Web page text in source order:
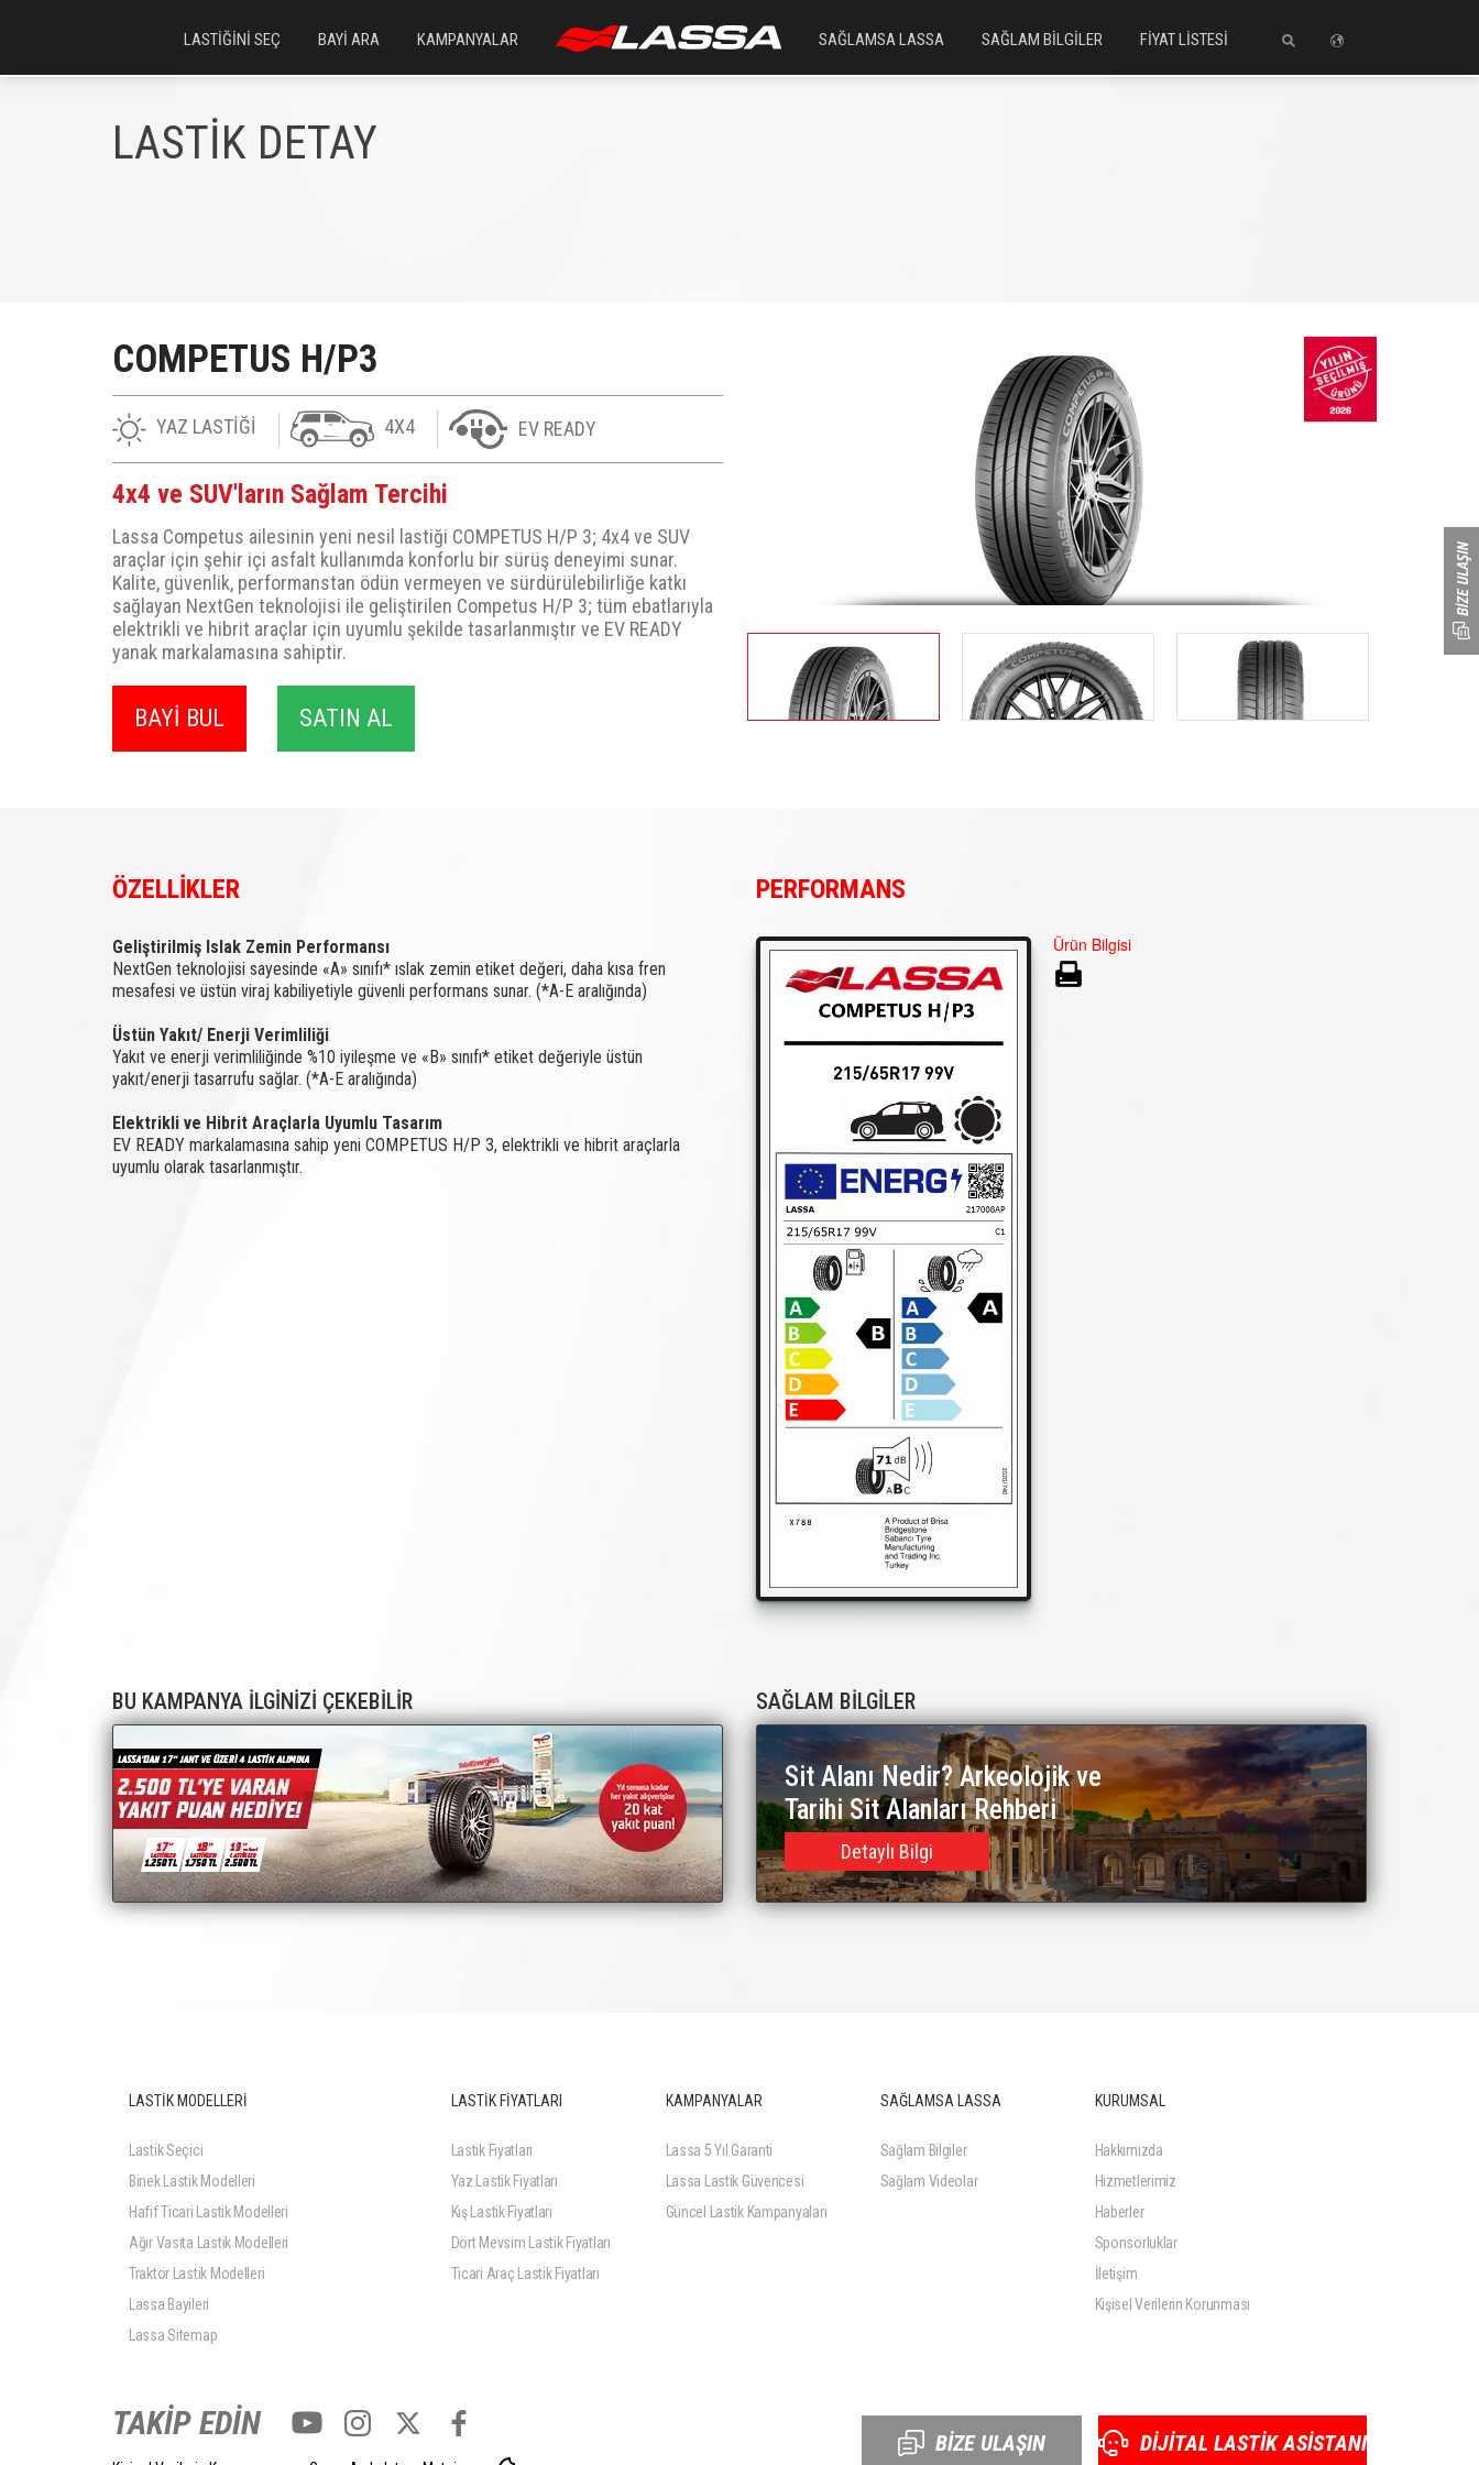
LASTİĞİNİ SEÇ BAYİ ARA KAMPANYALAR SAĞLAMSA LASSA SAĞLAM BİLGİLER FİYAT LİSTESİ
LASTİK DETAY
COMPETUS H/P3
YAZ LASTİĞİ 4X4 EV READY
4x4 ve SUV'ların Sağlam Tercihi
Lassa Competus ailesinin yeni nesil lastiği COMPETUS H/P 3; 4x4 ve SUV
araçlar için şehir içi asfalt kullanımda konforlu bir sürüş deneyimi sunar.
Kalite, güvenlik, performanstan ödün vermeyen ve sürdürülebilirliğe katkı
sağlayan NextGen teknolojisi ile geliştirilen Competus H/P 3; tüm ebatlarıyla
elektrikli ve hibrit araçlar için uyumlu şekilde tasarlanmıştır ve EV READY
yanak markalamasına sahiptir.
BAYİ BUL SATIN AL
ÖZELLİKLER
Geliştirilmiş Islak Zemin Performansı
NextGen teknolojisi sayesinde «A» sınıfı* ıslak zemin etiket değeri, daha kısa fren
mesafesi ve üstün viraj kabiliyetiyle güvenli performans sunar. (*A-E aralığında)
Üstün Yakıt/ Enerji Verimliliği
Yakıt ve enerji verimliliğinde %10 iyileşme ve «B» sınıfı* etiket değeriyle üstün
yakıt/enerji tasarrufu sağlar. (*A-E aralığında)
Elektrikli ve Hibrit Araçlarla Uyumlu Tasarım
EV READY markalamasına sahip yeni COMPETUS H/P 3, elektrikli ve hibrit araçlarla
uyumlu olarak tasarlanmıştır.
PERFORMANS
Ürün Bilgisi
BU KAMPANYA İLGİNİZİ ÇEKEBİLİR SAĞLAM BİLGİLER
Sit Alanı Nedir? Arkeolojik ve
Tarihi Sit Alanları Rehberi
Detaylı Bilgi
LASTİK MODELLERİ
Lastik Seçici
Binek Lastik Modelleri
Hafif Ticari Lastik Modelleri
Ağır Vasıta Lastik Modelleri
Traktör Lastik Modelleri
Lassa Bayileri
Lassa Sitemap
LASTİK FİYATLARI
Lastik Fiyatları
Yaz Lastik Fiyatları
Kış Lastik Fiyatları
Dört Mevsim Lastik Fiyatları
Ticari Araç Lastik Fiyatları
KAMPANYALAR
Lassa 5 Yıl Garanti
Lassa Lastik Güvencesi
Güncel Lastik Kampanyaları
SAĞLAMSA LASSA
Sağlam Bilgiler
Sağlam Videolar
KURUMSAL
Hakkımızda
Hizmetlerimiz
Haberler
Sponsorluklar
İletişim
Kişisel Verilerin Korunması
TAKİP EDİN
BİZE ULAŞIN DİJİTAL LASTİK ASİSTANI